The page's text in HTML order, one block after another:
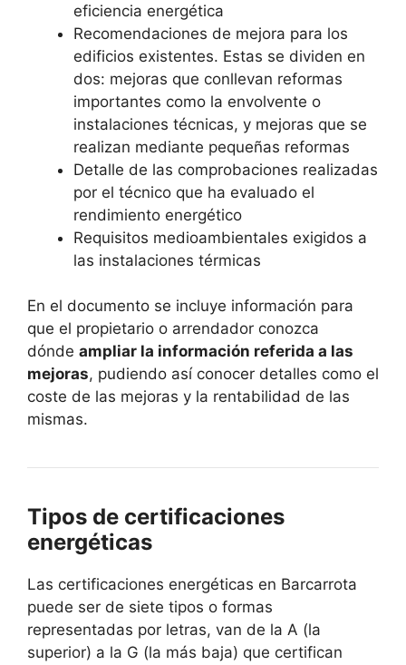
eficiencia energética
Recomendaciones de mejora para los
edificios existentes. Estas se dividen en
dos: mejoras que conllevan reformas
importantes como la envolvente o
instalaciones técnicas, y mejoras que se
realizan mediante pequeñas reformas
Detalle de las comprobaciones realizadas
por el técnico que ha evaluado el
rendimiento energético
Requisitos medioambientales exigidos a
las instalaciones térmicas
En el documento se incluye información para
que el propietario o arrendador conozca
dónde ampliar la información referida a las
mejoras, pudiendo así conocer detalles como el
coste de las mejoras y la rentabilidad de las
mismas.
Tipos de certificaciones
energéticas
Las certificaciones energéticas en Barcarrota
puede ser de siete tipos o formas
representadas por letras, van de la A (la
superior) a la G (la más baja) que certifican